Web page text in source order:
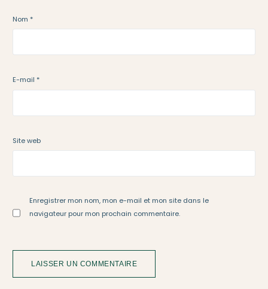
Nom *
E-mail *
Site web
Enregistrer mon nom, mon e-mail et mon site dans le
navigateur pour mon prochain commentaire.